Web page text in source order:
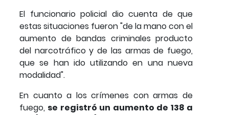
El funcionario policial dio cuenta de que
estas situaciones fueron "de la mano con el
aumento de bandas criminales producto
del narcotráfico y de las armas de fuego,
que se han ido utilizando en una nueva
modalidad".
En cuanto a los crímenes con armas de
fuego, se registró un aumento de 138 a